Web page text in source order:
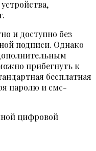
и доступно без
подписи. Однако
прибегнуть к
бесплатная
паролю и смс-